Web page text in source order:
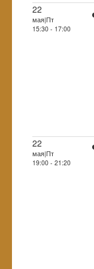
22
мая|Пт
15:30 - 17:00
22
мая|Пт
19:00 - 21:20